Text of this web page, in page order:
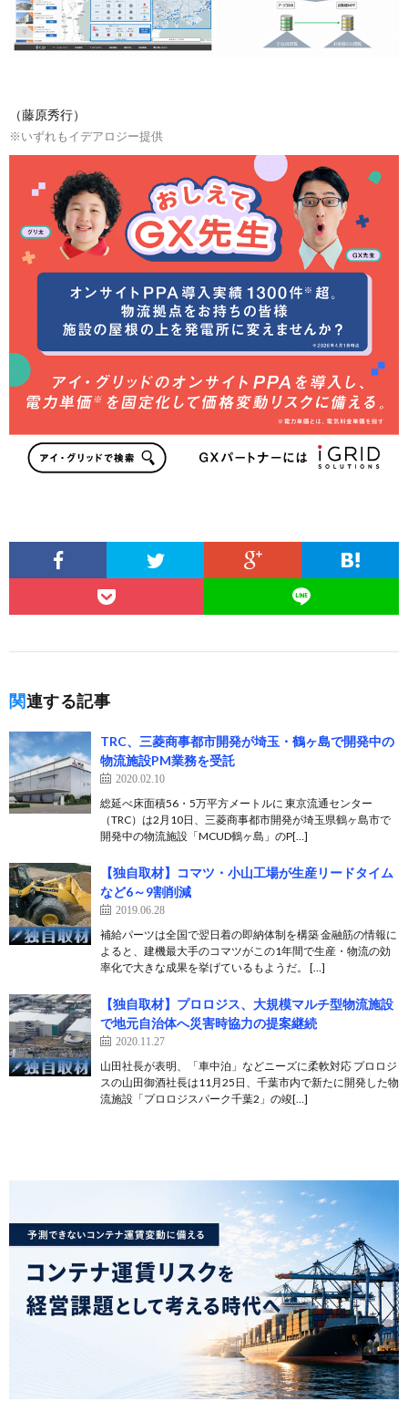
（藤原秀行）
※いずれもイデアロジー提供
関連する記事
TRC、三菱商事都市開発が埼玉・鶴ヶ島で開発中の
物流施設PM業務を受託
2020.02.10
総延べ床面積56・5万平方メートルに 東京流通センター
（TRC）は2月10日、三菱商事都市開発が埼玉県鶴ヶ島市で
開発中の物流施設「MCUD鶴ヶ島」のP[…]
【独自取材】コマツ・小山工場が生産リードタイム
など6～9割削減
2019.06.28
補給パーツは全国で翌日着の即納体制を構築 金融筋の情報に
よると、建機最大手のコマツがこの1年間で生産・物流の効
率化で大きな成果を挙げているもようだ。 […]
【独自取材】プロロジス、大規模マルチ型物流施設
で地元自治体へ災害時協力の提案継続
2020.11.27
山田社長が表明、「車中泊」などニーズに柔軟対応 プロロジ
スの山田御酒社長は11月25日、千葉市内で新たに開発した物
流施設「プロロジスパーク千葉2」の竣[…]